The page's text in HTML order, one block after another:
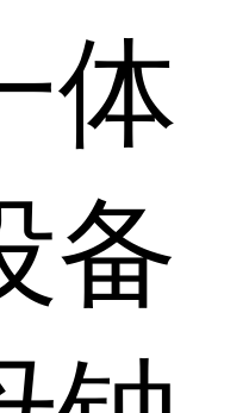
体
备